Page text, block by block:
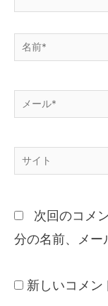
次回のコメ
分の名前、メー
新しいコメン